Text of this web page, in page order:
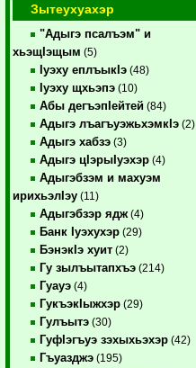
Зытеухуахэр
"Адыгэ псалъэм" и
хьэщIэщым (5)
Iуэху еплъыкIэ (48)
Iуэху щхьэпэ (10)
Абы дегъэпIейтей (84)
Адыгэ лъагъуэжьхэмкIэ (2)
Адыгэ хабзэ (3)
Адыгэ цIэрыIуэхэр (4)
Адыгэбзэм и махуэм
ирихьэлIэу (11)
Адыгэбзэр ядж (4)
Банк Iуэхухэр (29)
БэнэкIэ хуит (2)
Гу зылъытапхъэ (214)
Гуауэ (4)
ГукъэкIыжхэр (29)
Гулъытэ (30)
ГуфIэгъуэ зэхыхьэхэр (42)
Гъуазджэ (195)